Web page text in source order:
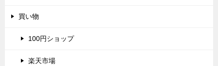
買い物
100円ショップ
楽天市場